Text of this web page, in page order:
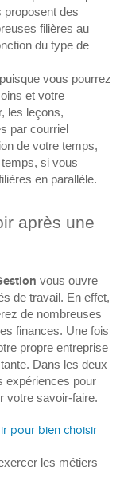
des
filières au
du type de
vous pourrez
et votre
les leçons,
par courriel
de votre temps,
si vous
en parallèle.
après une
vous ouvre
de travail. En effet,
de nombreuses
finances. Une fois
propre entreprise
Dans les deux
expériences pour
votre savoir-faire.
pour bien choisir
les métiers